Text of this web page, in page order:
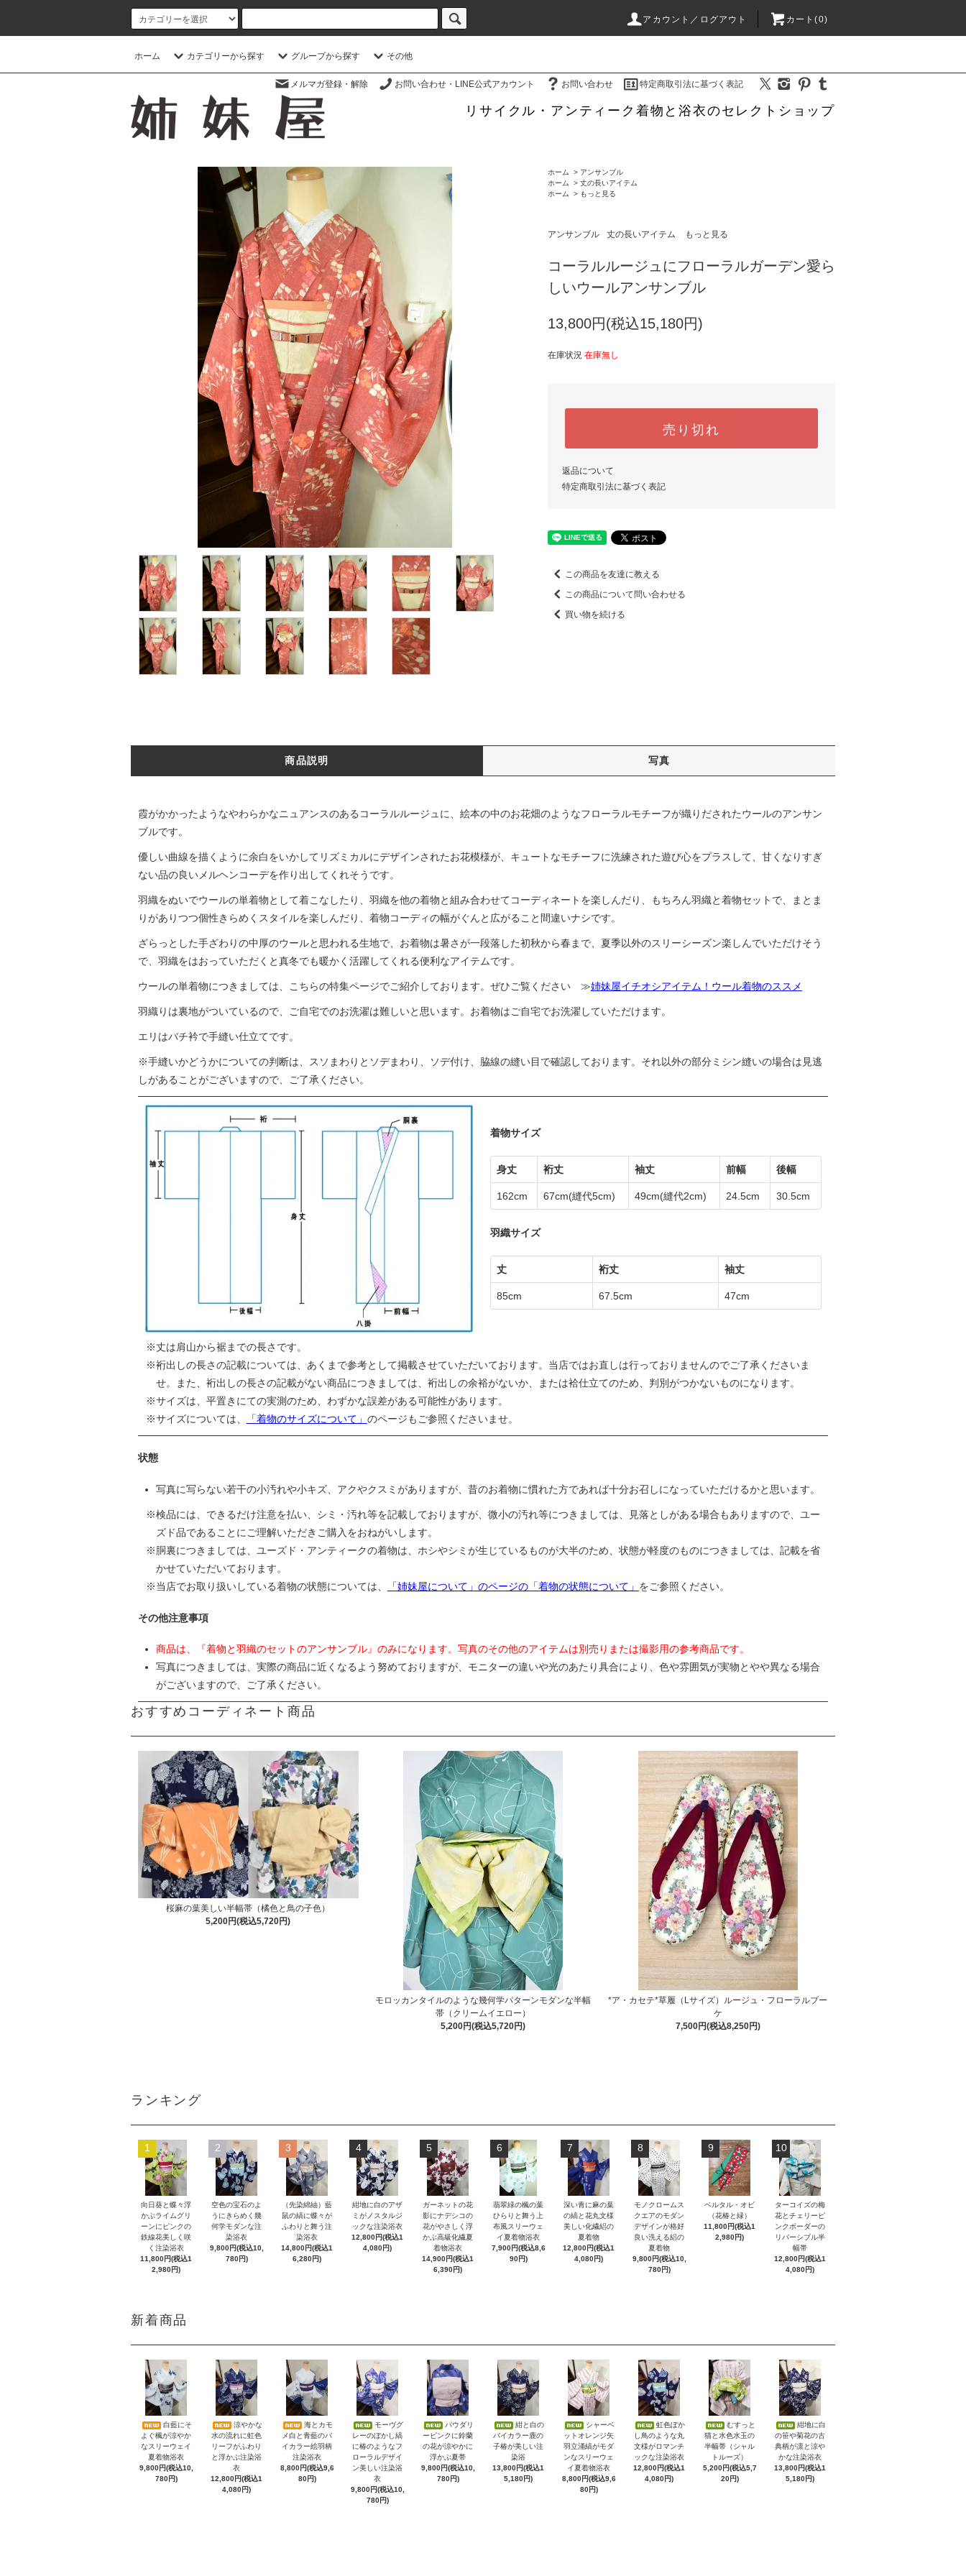
アカウント／ログアウト カート(0)
ホーム カテゴリーから探す グループから探す その他
メルマガ登録・解除 お問い合わせ・LINE公式アカウント お問い合わせ 特定商取引法に基づく表記
リサイクル・アンティーク着物と浴衣のセレクトショップ
ホーム > アンサンブル
ホーム
> 丈の長いアイテム
ホーム
> もっと見る
アンサンブル 丈の長いアイテム もっと見る
コーラルルージュにフローラルガーデン愛ら
しいウールアンサンブル
13,800円(税込15,180円)
在庫状況 在庫無し
売り切れ
返品について
特定商取引法に基づく表記
この商品を友達に教える
この商品について問い合わせる
買い物を続ける
商品説明 写真
霞がかかったようなやわらかなニュアンスのあるコーラルルージュに、絵本の中のお花畑のようなフローラルモチーフが織りだされたウールのアンサン
ブルです。
優しい曲線を描くように余白をいかしてリズミカルにデザインされたお花模様が、キュートなモチーフに洗練された遊び心をプラスして、甘くなりすぎ
ない品の良いメルヘンコーデを作り出してくれそうです。
羽織をぬいでウールの単着物として着こなしたり、羽織を他の着物と組み合わせてコーディネートを楽しんだり、もちろん羽織と着物セットで、まとま
りがありつつ個性きらめくスタイルを楽しんだり、着物コーディの幅がぐんと広がること間違いナシです。
ざらっとした手ざわりの中厚のウールと思われる生地で、お着物は暑さが一段落した初秋から春まで、夏季以外のスリーシーズン楽しんでいただけそう
で、羽織をはおっていただくと真冬でも暖かく活躍してくれる便利なアイテムです。
ウールの単着物につきましては、こちらの特集ページでご紹介しております。ぜひご覧ください ≫姉妹屋イチオシアイテム！ウール着物のススメ
羽織りは裏地がついているので、ご自宅でのお洗濯は難しいと思います。お着物はご自宅でお洗濯していただけます。
エリはバチ衿で手縫い仕立てです。
※手縫いかどうかについての判断は、スソまわりとソデまわり、ソデ付け、脇線の縫い目で確認しております。それ以外の部分ミシン縫いの場合は見逃
しがあることがございますので、ご了承ください。
着物サイズ
身丈 裄丈 袖丈 前幅 後幅
162cm 67cm(縫代5cm) 49cm(縫代2cm) 24.5cm 30.5cm
羽織サイズ
丈 裄丈 袖丈
85cm 67.5cm 47cm
丈は肩山から裾までの長さです。
裄出しの長さの記載については、あくまで参考として掲載させていただいております。当店ではお直しは行っておりませんのでご了承くださいま
せ。また、裄出しの長さの記載がない商品につきましては、裄出しの余裕がないか、または袷仕立てのため、判別がつかないものになります。
サイズは、平置きにての実測のため、わずかな誤差がある可能性があります。
サイズについては、
「着物のサイズについて」 のページもご参照くださいませ。
状態
写真に写らない若干の小汚れや小キズ、アクやクスミがありますが、昔のお着物に慣れた方であれば十分お召しになっていただけるかと思います。
検品には、できるだけ注意を払い、シミ・汚れ等を記載しておりますが、微小の汚れ等につきましては、見落としがある場合もありますので、ユー
ズド品であることにご理解いただきご購入をおねがいします。
胴裏につきましては、ユーズド・アンティークの着物は、ホシやシミが生じているものが大半のため、状態が軽度のものにつきましては、記載を省
かせていただいております。
当店でお取り扱いしている着物の状態については、
「姉妹屋について」のページの「着物の状態について」 をご参照ください。
その他注意事項
商品は、『着物と羽織のセットのアンサンブル』のみになります。写真のその他のアイテムは別売りまたは撮影用の参考商品です。
写真につきましては、実際の商品に近くなるよう努めておりますが、モニターの違いや光のあたり具合により、色や雰囲気が実物とやや異なる場合
がございますので、ご了承ください。
おすすめコーディネート商品
桜麻の葉美しい半幅帯（橘色と鳥の子色）
5,200円(税込5,720円)
モロッカンタイルのような幾何学パターンモダンな半幅
帯（クリームイエロー）
5,200円(税込5,720円)
*ア・カセテ*草履（Lサイズ）ルージュ・フローラルブー
ケ
7,500円(税込8,250円)
ランキング
1
向日葵と蝶々浮
かぶライムグリ
ーンにピンクの
鉄線花美しく咲
く注染浴衣
11,800円(税込1
2,980円)
2
空色の宝石のよ
うにきらめく幾
何学モダンな注
染浴衣
9,800円(税込10,
780円)
3
（先染綿紬）藍
鼠の縞に蝶々が
ふわりと舞う注
染浴衣
14,800円(税込1
6,280円)
4
紺地に白のアザ
ミがノスタルジ
ックな注染浴衣
12,800円(税込1
4,080円)
5
ガーネットの花
影にナデシコの
花がやさしく浮
かぶ高級化繊夏
着物浴衣
14,900円(税込1
6,390円)
6
翡翠緑の楓の葉
ひらりと舞う上
布風スリーウェ
イ夏着物浴衣
7,900円(税込8,6
90円)
7
深い青に麻の葉
の縞と花丸文様
美しい化繊絽の
夏着物
12,800円(税込1
4,080円)
8
モノクロームス
クエアのモダン
デザインが格好
良い洗える絽の
夏着物
9,800円(税込10,
780円)
9
ベルタル・オビ
（花椿と緑）
11,800円(税込1
2,980円)
10
ターコイズの梅
花とチェリーピ
ンクボーダーの
リバーシブル半
幅帯
12,800円(税込1
4,080円)
新着商品
白藍にそ
よぐ楓が涼やか
なスリーウェイ
夏着物浴衣
9,800円(税込10,
780円)
涼やかな
水の流れに虹色
リーフがふわり
と浮かぶ注染浴
衣
12,800円(税込1
4,080円)
海とカモ
メ白と青藍のバ
イカラー絵羽柄
注染浴衣
8,800円(税込9,6
80円)
モーヴグ
レーのぼかし縞
に椿のようなフ
ローラルデザイ
ン美しい注染浴
衣
9,800円(税込10,
780円)
パウダリ
ーピンクに鈴蘭
の花が涼やかに
浮かぶ夏帯
9,800円(税込10,
780円)
紺と白の
バイカラー鹿の
子椿が美しい注
染浴
13,800円(税込1
5,180円)
シャーベ
ットオレンジ矢
羽立涌縞がモダ
ンなスリーウェ
イ夏着物浴衣
8,800円(税込9,6
80円)
虹色ぼか
し鳥のような丸
文様がロマンチ
ックな注染浴衣
12,800円(税込1
4,080円)
むすっと
猫と水色水玉の
半幅帯（シャル
トルーズ）
5,200円(税込5,7
20円)
紺地に白
の笹や菊花の古
典柄が凛と涼や
かな注染浴衣
13,800円(税込1
5,180円)